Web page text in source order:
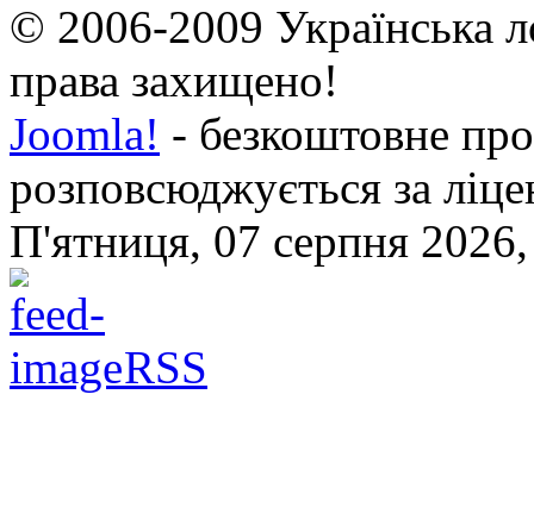
© 2006-2009 Українська
права захищено!
Joomla! - безкоштовне
розповсюджується за
П'ятниця, 07 серпня
RSS